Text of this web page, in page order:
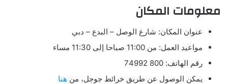
معلومات المكان
عنوان المكان: شارع الوصل – البدع – دبي
مواعيد العمل: من 11:00 صباحا إلى 11:30 مساء
رقم الهاتف: 800 74992
يمكن الوصول عن طريق خرائط جوجل، من هنا